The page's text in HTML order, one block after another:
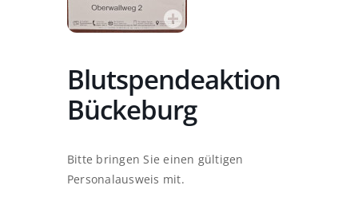
Blutspendeaktion
Bückeburg
Bitte bringen Sie einen gültigen
Personalausweis mit.